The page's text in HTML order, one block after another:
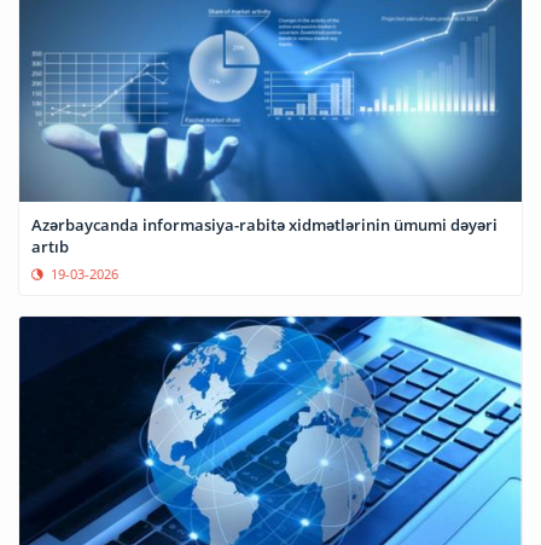
Azərbaycanda informasiya-rabitə xidmətlərinin ümumi dəyəri
artıb
19-03-2026